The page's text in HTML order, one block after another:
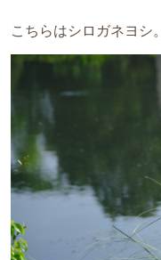
こちらはシロガネヨシ。